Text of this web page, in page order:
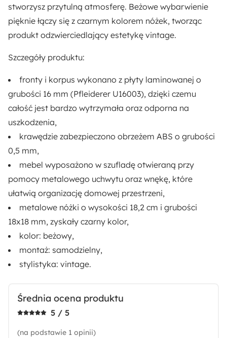
Kolor korpusu:
Beżowy
1
Styl:
Industrialny
Nowoczesny
Numer płyty:
U16003 Beż Piaskowy
Dostępne oświetlenie:
Nie
Ilość paczek:
2
Kolor uchwytów:
Złoty
Rodzaj:
Stojący
Długość:
stworzysz przytulną atmosferę. Beżowe wybarwienie
pięknie łączy się z czarnym kolorem nóżek, tworząc
produkt odzwierciedlający estetykę vintage.
Szczegóły produktu:
fronty i korpus wykonano z płyty laminowanej o
grubości 16 mm (Pfleiderer U16003), dzięki czemu
całość jest bardzo wytrzymała oraz odporna na
uszkodzenia,
krawędzie zabezpieczono obrzeżem ABS o grubości
0,5 mm,
mebel wyposażono w szufladę otwieraną przy
pomocy metalowego uchwytu oraz wnękę, które
ułatwią organizację domowej przestrzeni,
metalowe nóżki o wysokości 18,2 cm i grubości
18x18 mm, zyskały czarny kolor,
kolor: beżowy,
montaż: samodzielny,
stylistyka: vintage.
Średnia ocena produktu
5 / 5
(na podstawie 1 opinii)